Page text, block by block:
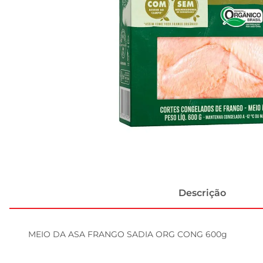
Descrição
MEIO DA ASA FRANGO SADIA ORG CONG 600g